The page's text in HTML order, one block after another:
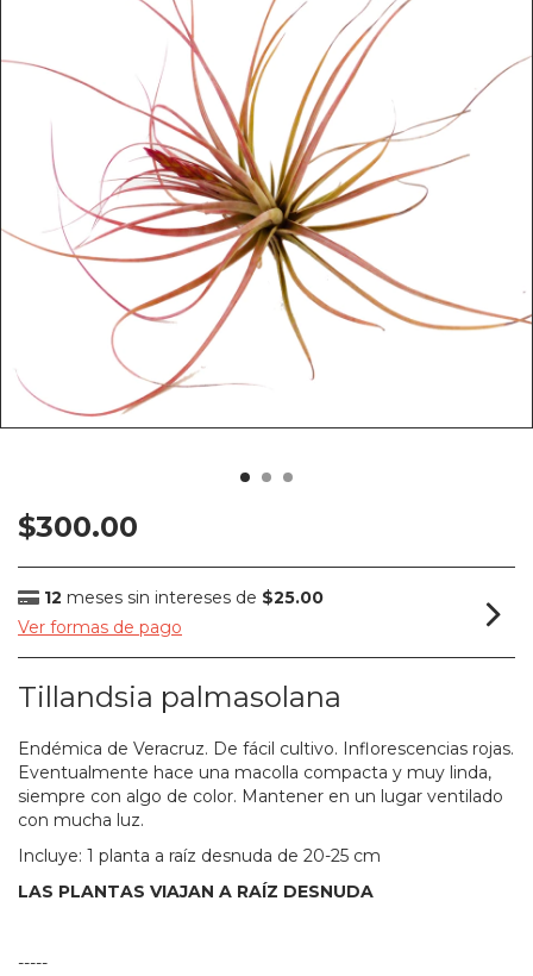
$300.00
12 meses sin intereses de $25.00
Ver formas de pago
Tillandsia palmasolana
Endémica de Veracruz. De fácil cultivo. Inflorescencias rojas.
Eventualmente hace una macolla compacta y muy linda,
siempre con algo de color. Mantener en un lugar ventilado
con mucha luz.
Incluye: 1 planta a raíz desnuda de 20-25 cm
LAS PLANTAS VIAJAN A RAÍZ DESNUDA
-----